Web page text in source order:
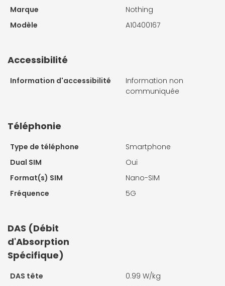
Marque
Nothing
Modèle
A10400167
Accessibilité
Information d'accessibilité
Information non
communiquée
Téléphonie
Type de téléphone
Smartphone
Dual SIM
Oui
Format(s) SIM
Nano-SIM
Fréquence
5G
DAS (Débit
d'Absorption
Spécifique)
DAS tête
0.99 W/kg